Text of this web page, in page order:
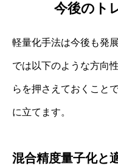
今後のト
軽量化手法は今後も発
では以下のような方向
らを押さえておくこと
に立てます。
混合精度量子化と